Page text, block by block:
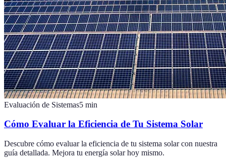
Evaluación de Sistemas5 min
Cómo Evaluar la Eficiencia de Tu Sistema Solar
Descubre cómo evaluar la eficiencia de tu sistema solar con nuestra
guía detallada. Mejora tu energía solar hoy mismo.